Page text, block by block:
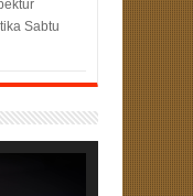
Sabtu